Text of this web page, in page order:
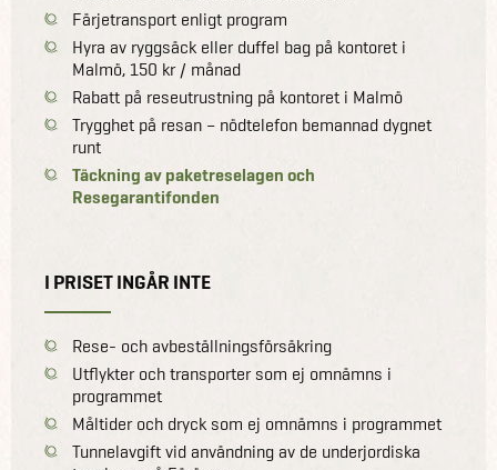
Färjetransport enligt program
Hyra av ryggsäck eller duffel bag på kontoret i
Malmö, 150 kr / månad
Rabatt på reseutrustning på kontoret i Malmö
Trygghet på resan – nödtelefon bemannad dygnet
runt
Täckning av paketreselagen och
Resegarantifonden
I PRISET INGÅR INTE
Rese- och avbeställningsförsäkring
Utflykter och transporter som ej omnämns i
programmet
Måltider och dryck som ej omnämns i programmet
Tunnelavgift vid användning av de underjordiska